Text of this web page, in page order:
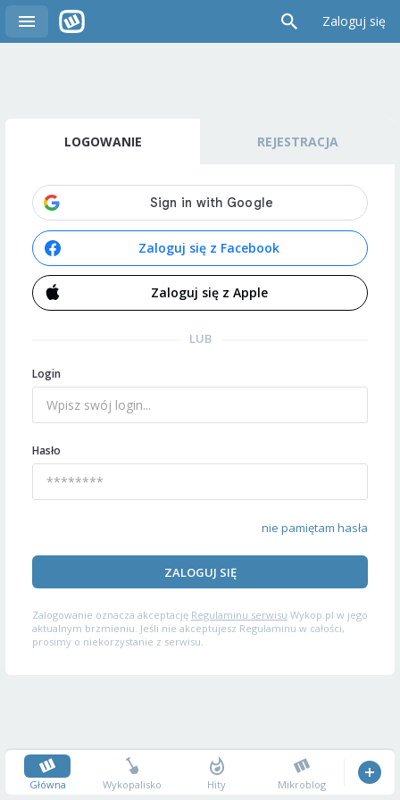
Zaloguj się
LOGOWANIE REJESTRACJA
Zaloguj się z Facebook
Zaloguj się z Apple
LUB
Login
Hasło
nie pamiętam hasła
ZALOGUJ SIĘ
Zalogowanie oznacza akceptację Regulaminu serwisu Wykop.pl w jego
aktualnym brzmieniu. Jeśli nie akceptujesz Regulaminu w całości,
prosimy o niekorzystanie z serwisu.
Główna Wykopalisko Hity Mikroblog